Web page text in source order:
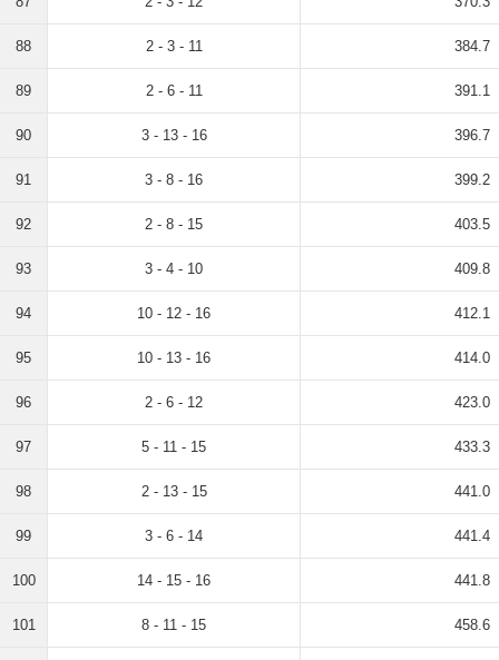
88 2 - 3 - 11 384.7
89 2 - 6 - 11 391.1
90 3 - 13 - 16 396.7
91 3 - 8 - 16 399.2
92 2 - 8 - 15 403.5
93 3 - 4 - 10 409.8
94 10 - 12 - 16 412.1
95 10 - 13 - 16 414.0
96 2 - 6 - 12 423.0
97 5 - 11 - 15 433.3
98 2 - 13 - 15 441.0
99 3 - 6 - 14 441.4
100 14 - 15 - 16 441.8
101 8 - 11 - 15 458.6